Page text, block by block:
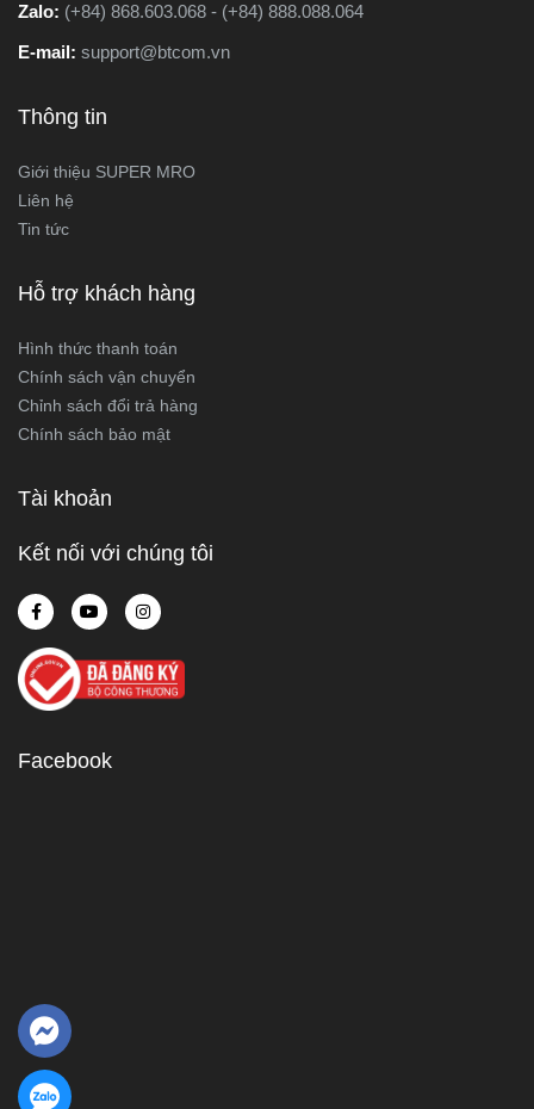
Zalo: (+84) 868.603.068 - (+84) 888.088.064
E-mail: support@btcom.vn
Thông tin
Giới thiệu SUPER MRO
Liên hệ
Tin tức
Hỗ trợ khách hàng
Hình thức thanh toán
Chính sách vận chuyển
Chỉnh sách đổi trả hàng
Chính sách bảo mật
Tài khoản
Kết nối với chúng tôi
Facebook